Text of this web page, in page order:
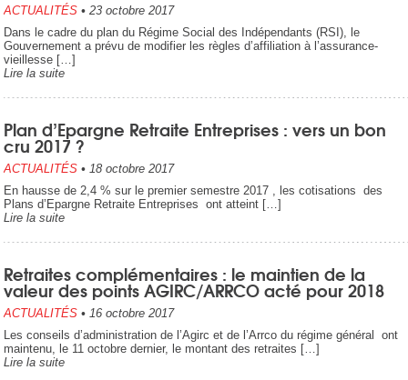
ACTUALITÉS • 23 octobre 2017
Dans le cadre du plan du Régime Social des Indépendants (RSI), le
Gouvernement a prévu de modifier les règles d’affiliation à l’assurance-
vieillesse […]
Lire la suite
Plan d’Epargne Retraite Entreprises : vers un bon
cru 2017 ?
ACTUALITÉS • 18 octobre 2017
En hausse de 2,4 % sur le premier semestre 2017 , les cotisations des
Plans d’Epargne Retraite Entreprises ont atteint […]
Lire la suite
Retraites complémentaires : le maintien de la
valeur des points AGIRC/ARRCO acté pour 2018
ACTUALITÉS • 16 octobre 2017
Les conseils d’administration de l’Agirc et de l’Arrco du régime général ont
maintenu, le 11 octobre dernier, le montant des retraites […]
Lire la suite